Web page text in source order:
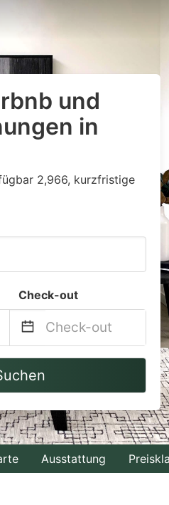
und
in
2,966, kurzfristige
Check-out
Navigate
to
interact
with
the
Ausstattung